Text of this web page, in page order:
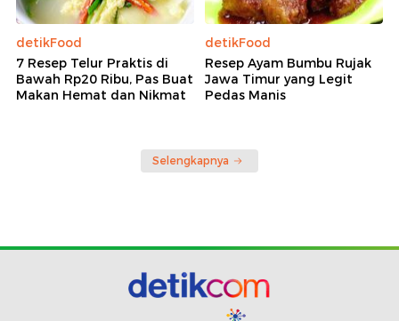
detikFood
7 Resep Telur Praktis di
Bawah Rp20 Ribu, Pas Buat
Makan Hemat dan Nikmat
detikFood
Resep Ayam Bumbu Rujak
Jawa Timur yang Legit
Pedas Manis
Selengkapnya